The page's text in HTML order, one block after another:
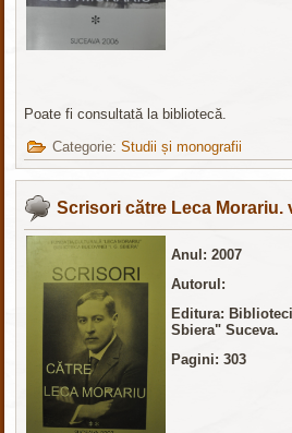
Poate fi consultată la bibliotecă.
Categorie:Studii și monografii
Scrisori către Leca Morariu.
Anul: 2007
Autorul:
Editura:
Sbiera" Suceva.
Pagini: 303